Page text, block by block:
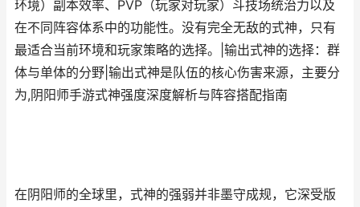
环境）副本效率、PVP（玩家对玩家）斗技场统治力以及
在不同阵容体系中的功能性。没有完全无敌的式神，只有
最适合当前环境和玩家策略的选择。|输出式神的选择：群
体与单体的分野|输出式神是队伍的核心伤害来源，主要分
为,阴阳师手游式神强度深度解析与阵容搭配指南
在阴阳师的全球里，式神的强弱并非墨守成规，它深受版